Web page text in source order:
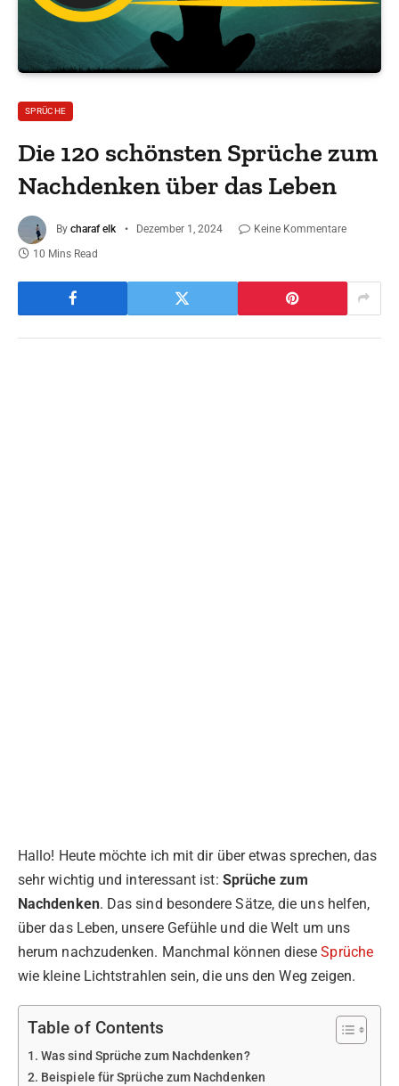
SPRÜCHE
Die 120 schönsten Sprüche zum
Nachdenken über das Leben
By charaf elk Dezember 1, 2024
Keine Kommentare
10 Mins Read
Hallo! Heute möchte ich mit dir über etwas sprechen, das
sehr wichtig und interessant ist: Sprüche zum
Nachdenken. Das sind besondere Sätze, die uns helfen,
über das Leben, unsere Gefühle und die Welt um uns
herum nachzudenken. Manchmal können dieseSprüche
wie kleine Lichtstrahlen sein, die uns den Weg zeigen.
Table of Contents
Was sind Sprüche zum Nachdenken?
Beispiele für Sprüche zum Nachdenken